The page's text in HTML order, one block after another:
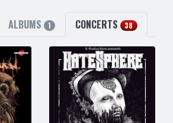
ALBUMS 1 CONCERTS 38